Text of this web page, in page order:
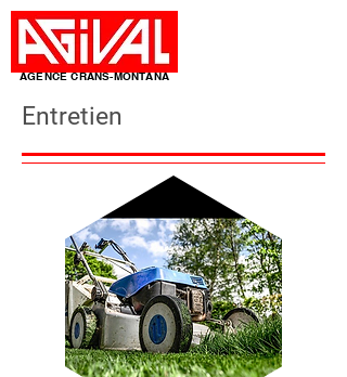
AGENCE CRANS-MONTANA
Entretien